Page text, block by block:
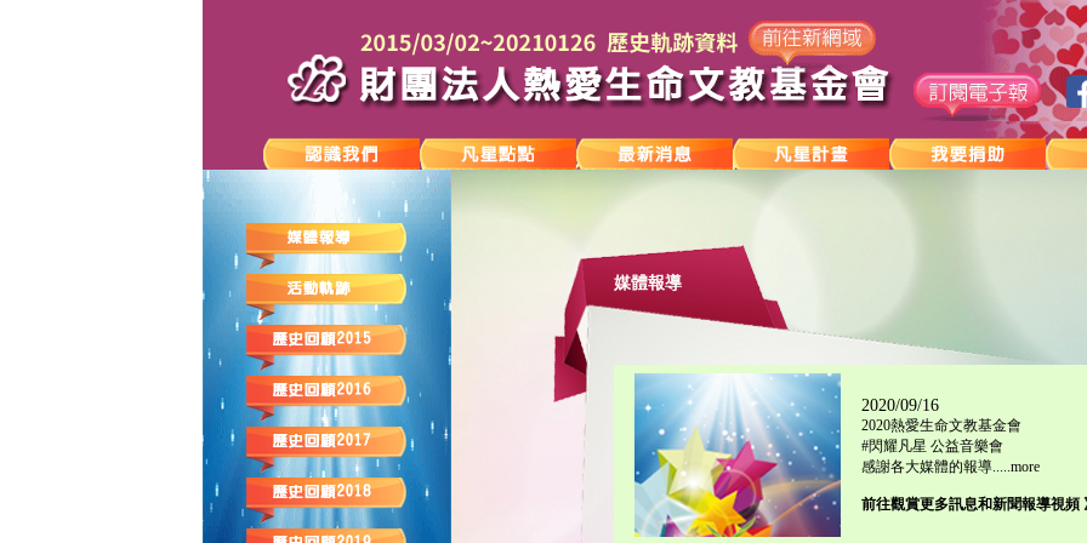
媒體報導
2020/09/16
2020熱愛生命文教基金會
#閃耀凡星 公益音樂會
感謝各大媒體的報導.....more
前往觀賞更多訊息和新聞報導視頻